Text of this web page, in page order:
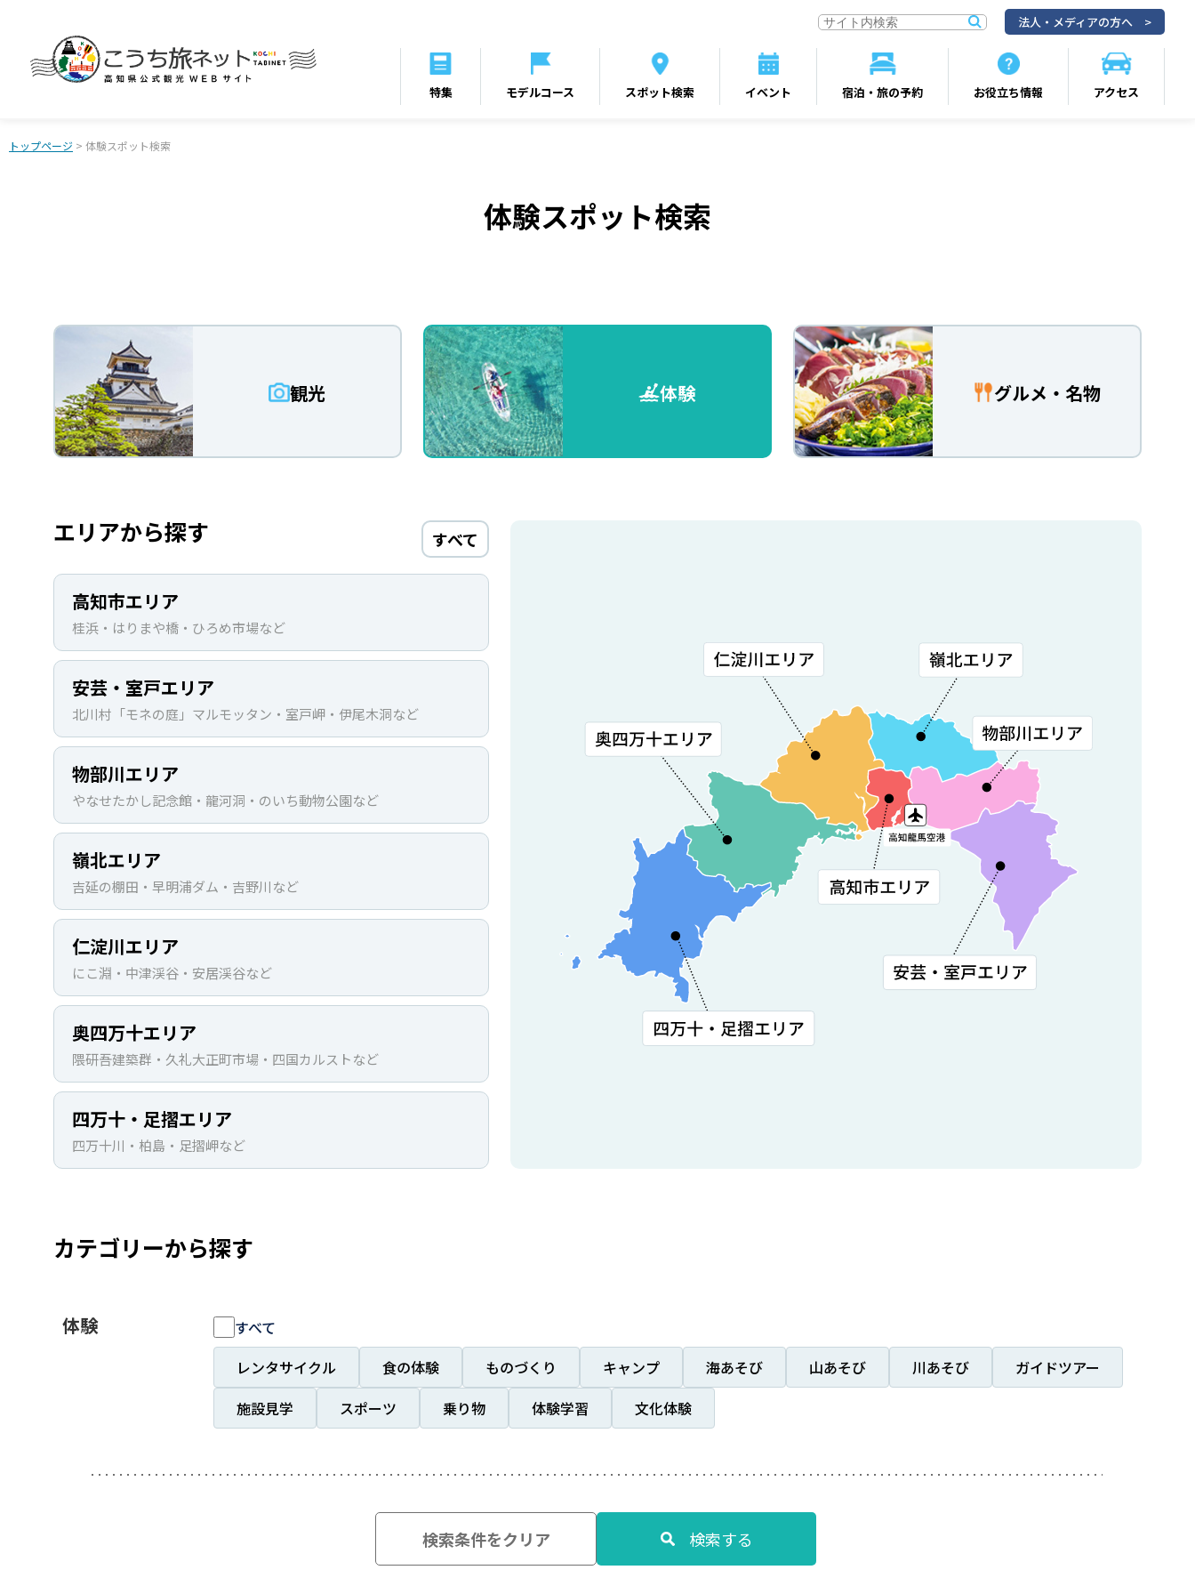
特集 モデルコース スポット検索 イベント 宿泊・旅の予約 お役立ち情報 アクセス
法人・メディアの方へ
トップページ > 体験スポット検索
体験スポット検索
観光 体験 グルメ・名物
エリアから探す すべて
高知市エリア
桂浜・はりまや橋・ひろめ市場など
安芸・室戸エリア
北川村「モネの庭」マルモッタン・室戸岬・伊尾木洞など
物部川エリア
やなせたかし記念館・龍河洞・のいち動物公園など
嶺北エリア
吉延の棚田・早明浦ダム・吉野川など
仁淀川エリア
にこ淵・中津渓谷・安居渓谷など
奥四万十エリア
隈研吾建築群・久礼大正町市場・四国カルストなど
四万十・足摺エリア
四万十川・柏島・足摺岬など
カテゴリーから探す
体験
すべて
レンタサイクル
食の体験 ものづくり キャンプ 海あそび 山あそび 川あそび
ガイドツアー
施設見学
スポーツ 乗り物 体験学習 文化体験
検索条件をクリア 検索する